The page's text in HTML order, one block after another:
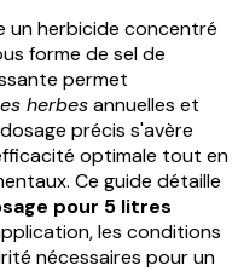
un herbicide concentré
forme de sel de
permet
herbesannuelles et
précis s'avère
optimale tout en
Ce guide détaille
pour 5 litres
les conditions
nécessaires pour un